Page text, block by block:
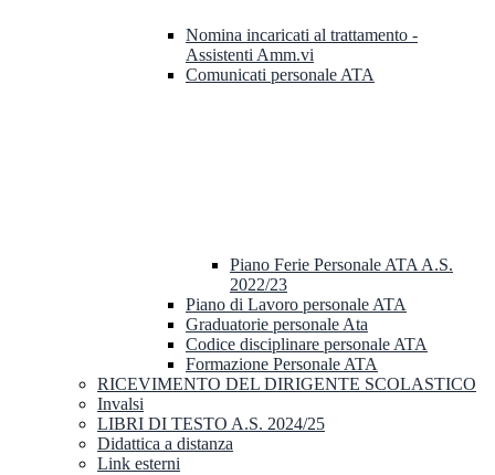
Nomina incaricati al trattamento -
Assistenti Amm.vi
Comunicati personale ATA
Piano Ferie Personale ATA A.S.
2022/23
Piano di Lavoro personale ATA
Graduatorie personale Ata
Codice disciplinare personale ATA
Formazione Personale ATA
RICEVIMENTO DEL DIRIGENTE SCOLASTICO
Invalsi
LIBRI DI TESTO A.S. 2024/25
Didattica a distanza
Link esterni